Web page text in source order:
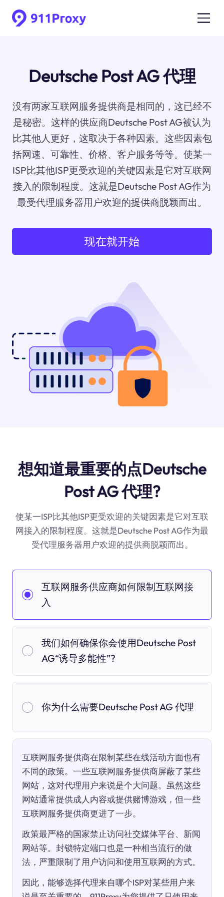
Deutsche Post AG 代理
没有两家互联网服务提供商是相同的，这已经不
是秘密。这样的供应商Deutsche Post AG被认为
比其他人更好，这取决于各种因素。这些因素包
括网速、可靠性、价格、客户服务等等。使某一
ISP比其他ISP更受欢迎的关键因素是它对互联网
接入的限制程度。这就是Deutsche Post AG作为
最受代理服务器用户欢迎的提供商脱颖而出。
现在就开始
想知道最重要的点Deutsche
Post AG 代理?
使某一ISP比其他ISP更受欢迎的关键因素是它对互联
网接入的限制程度。这就是Deutsche Post AG作为最
受代理服务器用户欢迎的提供商脱颖而出。
互联网服务供应商如何限制互联网接
入
我们如何确保你会使用Deutsche Post
AG“诱导多能性”?
你为什么需要Deutsche Post AG 代理
互联网服务提供商在限制某些在线活动方面也有
不同的政策。一些互联网服务提供商屏蔽了某些
网站，这对代理用户来说是个大问题。虽然这些
网站通常提供成人内容或提供赌博游戏，但一些
互联网服务提供商更进了一步。
政策最严格的国家禁止访问社交媒体平台、新闻
网站等。封锁特定端口也是一种相当流行的做
法，严重限制了用户访问和使用互联网的方式。
因此，能够选择代理来自哪个ISP对某些用户来